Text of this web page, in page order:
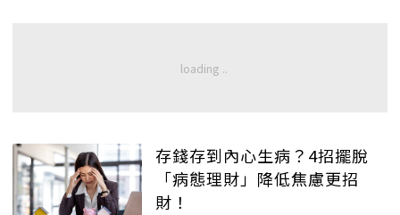
存錢存到內心生病？4招擺脫
「病態理財」降低焦慮更招
財！